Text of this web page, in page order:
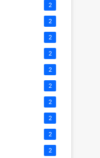
2
2
2
2
2
2
2
2
2
2